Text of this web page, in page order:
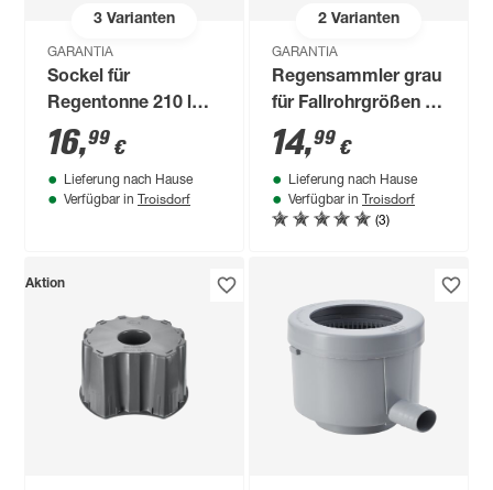
3Varianten
GARANTIA
Sockel für
Regentonne 210 l
tannengrün
16,99 €
Lieferung nach Hause
Verfügbar in Troisdorf
2Varianten
GARANTIA
Regensammler grau
für Fallrohrgrößen 7-
10 cm
14,99 €
Lieferung nach Hause
Verfügbar in Troisdorf
(3)
Aktion